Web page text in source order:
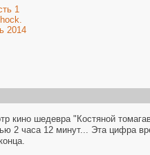
1
2014
кино шедевра "Костяной
2 часа 12 минут... Эта цифра